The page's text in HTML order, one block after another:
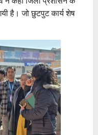
है। जो छुटपुट कार्य शेष